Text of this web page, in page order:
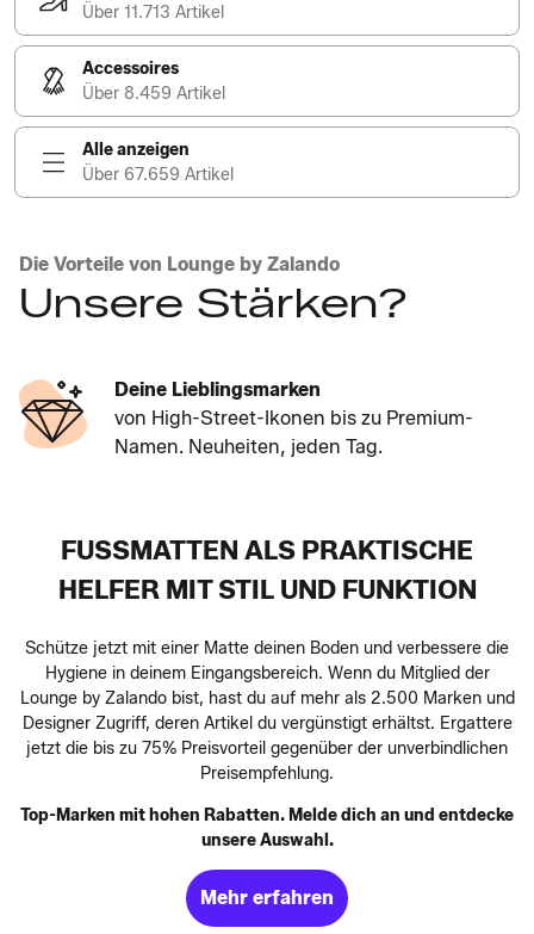
Über 11.713 Artikel
Accessoires
Über 8.459 Artikel
Alle anzeigen
Über 67.659 Artikel
Die Vorteile von Lounge by Zalando
Unsere Stärken?
Deine Lieblingsmarken
von High-Street-Ikonen bis zu Premium-
Namen. Neuheiten, jeden Tag.
FUSSMATTEN ALS PRAKTISCHE H
ELFER MIT STIL UND FUNKTION
Schütze jetzt mit einer Matte deinen Boden und verbessere die
Hygiene in deinem Eingangsbereich. Wenn du Mitglied der
Lounge by Zalando bist, hast du auf mehr als 2.500 Marken und
Designer Zugriff, deren Artikel du vergünstigt erhältst. Ergattere
jetzt die bis zu 75% Preisvorteil gegenüber der unverbindlichen
Preisempfehlung.
Top-Marken mit hohen Rabatten. Melde dich an und entdecke
unsere Auswahl.
Mehr erfahren